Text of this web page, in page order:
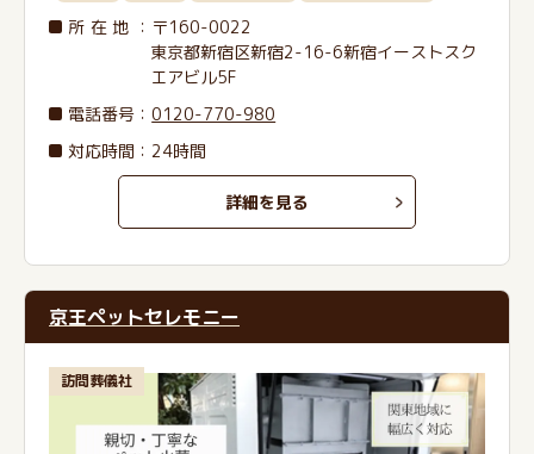
所在地 ：〒160-0022
東京都新宿区新宿2-16-6新宿イーストスク
エアビル5F
電話番号 ：0120-770-980
対応時間：24時間
詳細を見る
京王ペットセレモニー
訪問葬儀社